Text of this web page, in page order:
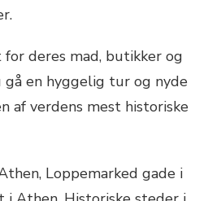
deres mad, butikker og
gå en hyggelig tur og nyde
af verdens mest historiske